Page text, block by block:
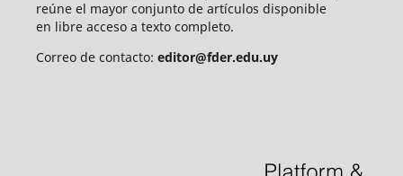
reúne el mayor conjunto de artículos disponible
en libre acceso a texto completo.
Correo de contacto: editor@fder.edu.uy